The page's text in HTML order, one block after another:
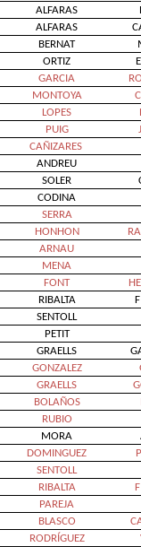
ALFARAS
ALFARAS
BERNAT
ORTIZ
GARCIA
MONTOYA
LOPES
PUIG
CAÑIZARES
ANDREU
SOLER
CODINA
SERRA
HONHON
ARNAU
MENA
FONT
RIBALTA
SENTOLL
PETIT
GRAELLS
GONZALEZ
GRAELLS
BOLAÑOS
RUBIO
MORA
DOMINGUEZ
SENTOLL
RIBALTA
PAREJA
BLASCO
RODRÍGUEZ